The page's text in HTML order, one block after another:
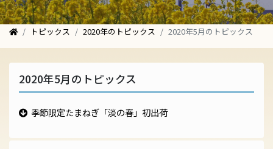
トピックス 2020年のトピックス 2020年5月のトピックス
2020年5月のトピックス
季節限定たまねぎ「淡の春」初出荷